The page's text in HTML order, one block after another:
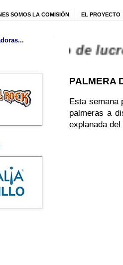
SOMOS LA COMISIÓN EL PROYECTO
de
PALMERA
Esta semana
palmeras a
explanada